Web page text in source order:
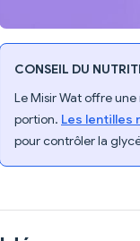
CONSEIL DU
Le Misir Wat offre
portion. Les lentilles
pour contrôler la